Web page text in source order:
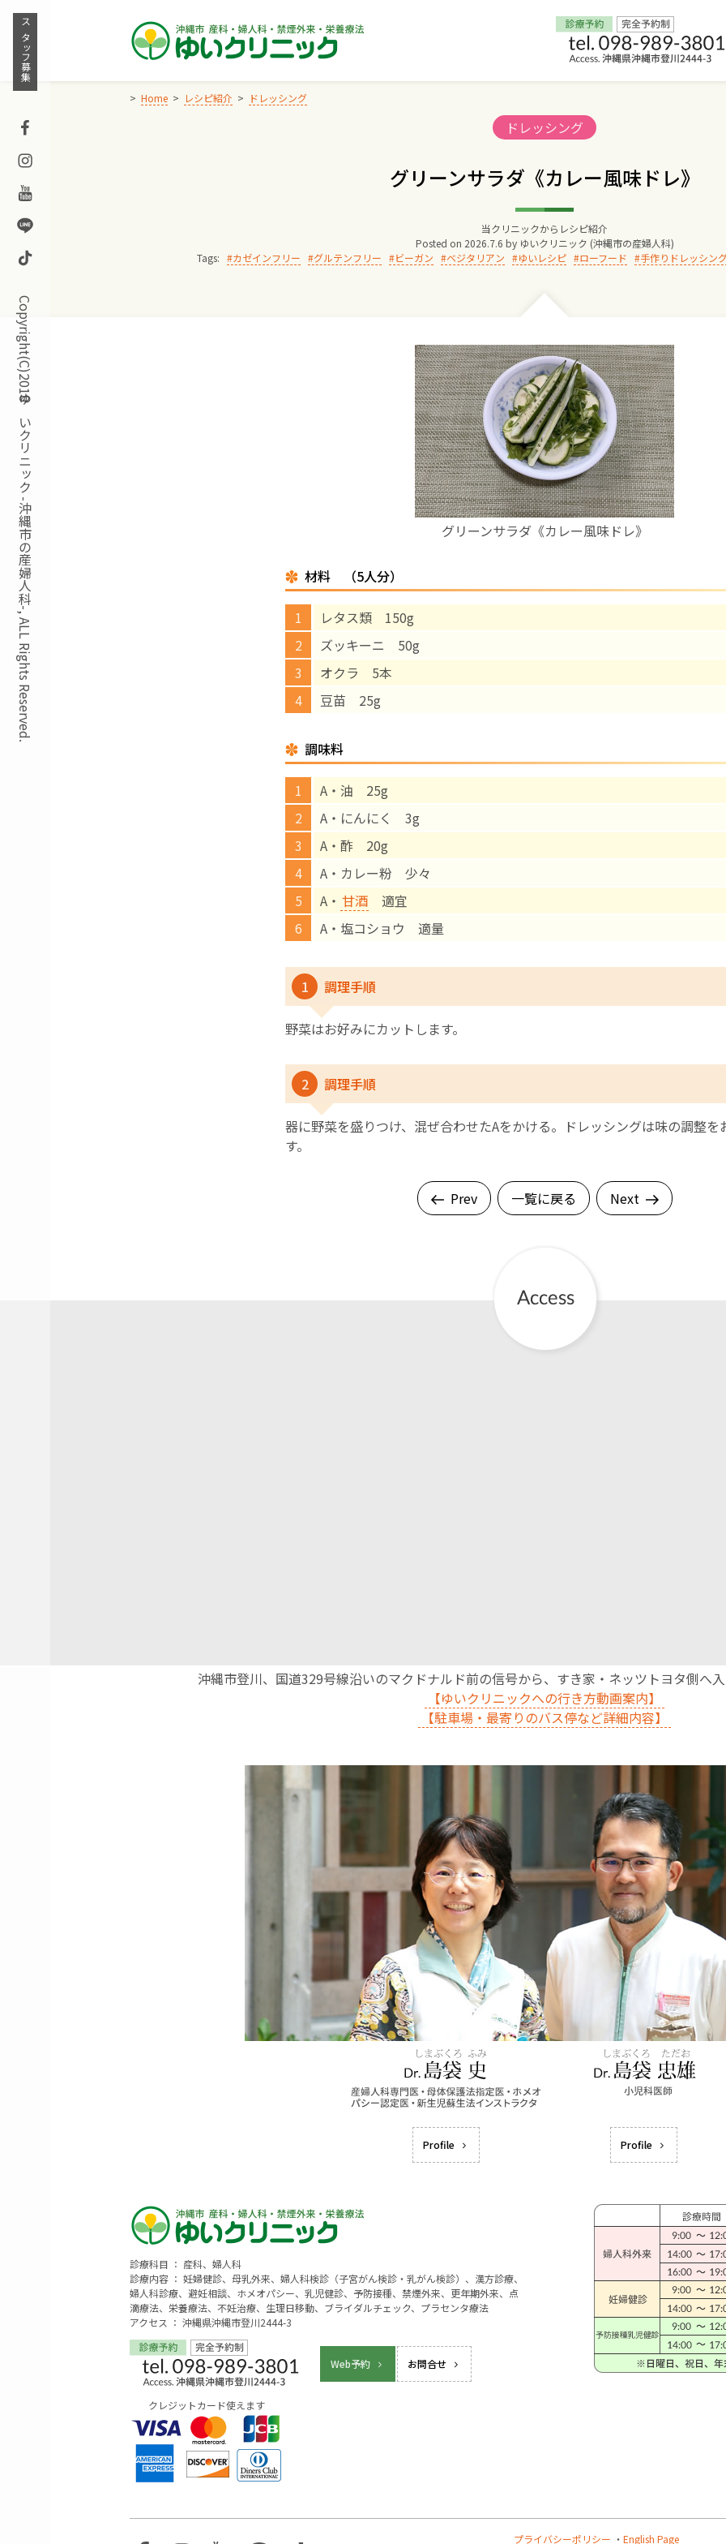
Skip
content
スタッフ募集
Facebook
Instagram
Youtube
Line
TikTok
Copyright(C)2018ゆいクリニック -沖縄市の産婦人科-, ALL Rights Reserved.
Home レシピ紹介 ドレッシング
Categories:
ドレッシング
グリーンサラダ《カレー風味ドレ》
当クリニックからレシピ紹介
Posted on 2026.7.6 by ゆいクリニック (沖縄市の産婦人科)
Tags:
カゼインフリー グルテンフリー ビーガン ベジタリアン ゆいレシピ ローフード 手作りドレッシン
グリーンサラダ《カレー風味ドレ》
材料 （5人分）
レタス類 150g
ズッキーニ 50g
オクラ 5本
豆苗 25g
調味料
A・油 25g
A・にんにく 3g
A・酢 20g
A・カレー粉 少々
A・ 甘酒 適宜
A・塩コショウ 適量
1 調理手順
野菜はお好みにカットします。
2 調理手順
器に野菜を盛りつけ、混ぜ合わせたAをかける。ドレッシングは味の調整を
す。
Prev 一覧に戻る Next
沖縄市登川、国道329号線沿いのマクドナルド前の信号から、すき家・ネッツトヨタ側へ入
【ゆいクリニックへの行き方動画案内】
【駐車場・最寄りのバス停など詳細内容】
Profile Profile
診療科目 ： 産科、婦人科
診療内容 ： 妊婦健診、母乳外来、婦人科検診（子宮がん検診・乳がん検診）、漢方診療、
婦人科診療、避妊相談、ホメオパシー、乳児健診、予防接種、禁煙外来、更年期外来、点
滴療法、栄養療法、不妊治療、生理日移動、ブライダルチェック、プラセンタ療法
アクセス ： 沖縄県沖縄市登川2444-3
Web予約 お問合せ
クレジットカード使えます
プライバシーポリシー ・ English Page
Home
交通アクセス
院長からのごあいさつ
ゆいクリニックの経営理念
診療料金
妊婦健診
お産について
親と子の結びつき支援
母乳育児
予防接種
‘さんルーム’ でさまざまな講座・クラス
English Page